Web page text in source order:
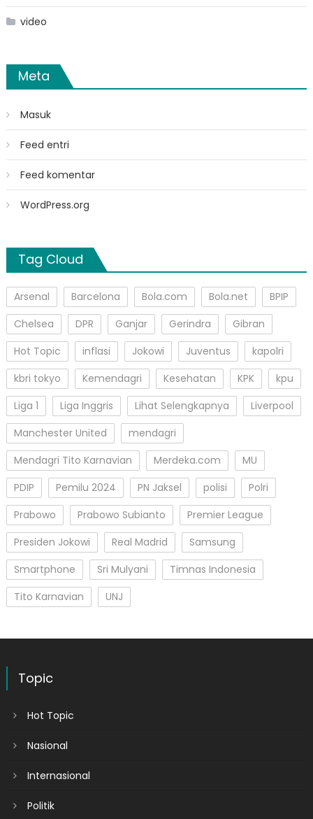
video
Meta
Masuk
Feed entri
Feed komentar
WordPress.org
Tag Cloud
Arsenal Barcelona Bola.com Bola.net
BPIP
Chelsea
DPR Ganjar Gerindra
Gibran
Hot Topic
inflasi Jokowi Juventus
kapolri
kbri tokyo
Kemendagri Kesehatan KPK
kpu
Liga 1
Liga Inggris Lihat Selengkapnya
Liverpool
Manchester United
mendagri
Mendagri Tito Karnavian
Merdeka.com
MU
PDIP
Pemilu 2024 PN Jaksel polisi
Polri
Prabowo
Prabowo Subianto
Premier League
Presiden Jokowi
Real Madrid
Samsung
Smartphone
Sri Mulyani
Timnas Indonesia
Tito Karnavian
UNJ
Topic
Hot Topic
Nasional
Internasional
Politik